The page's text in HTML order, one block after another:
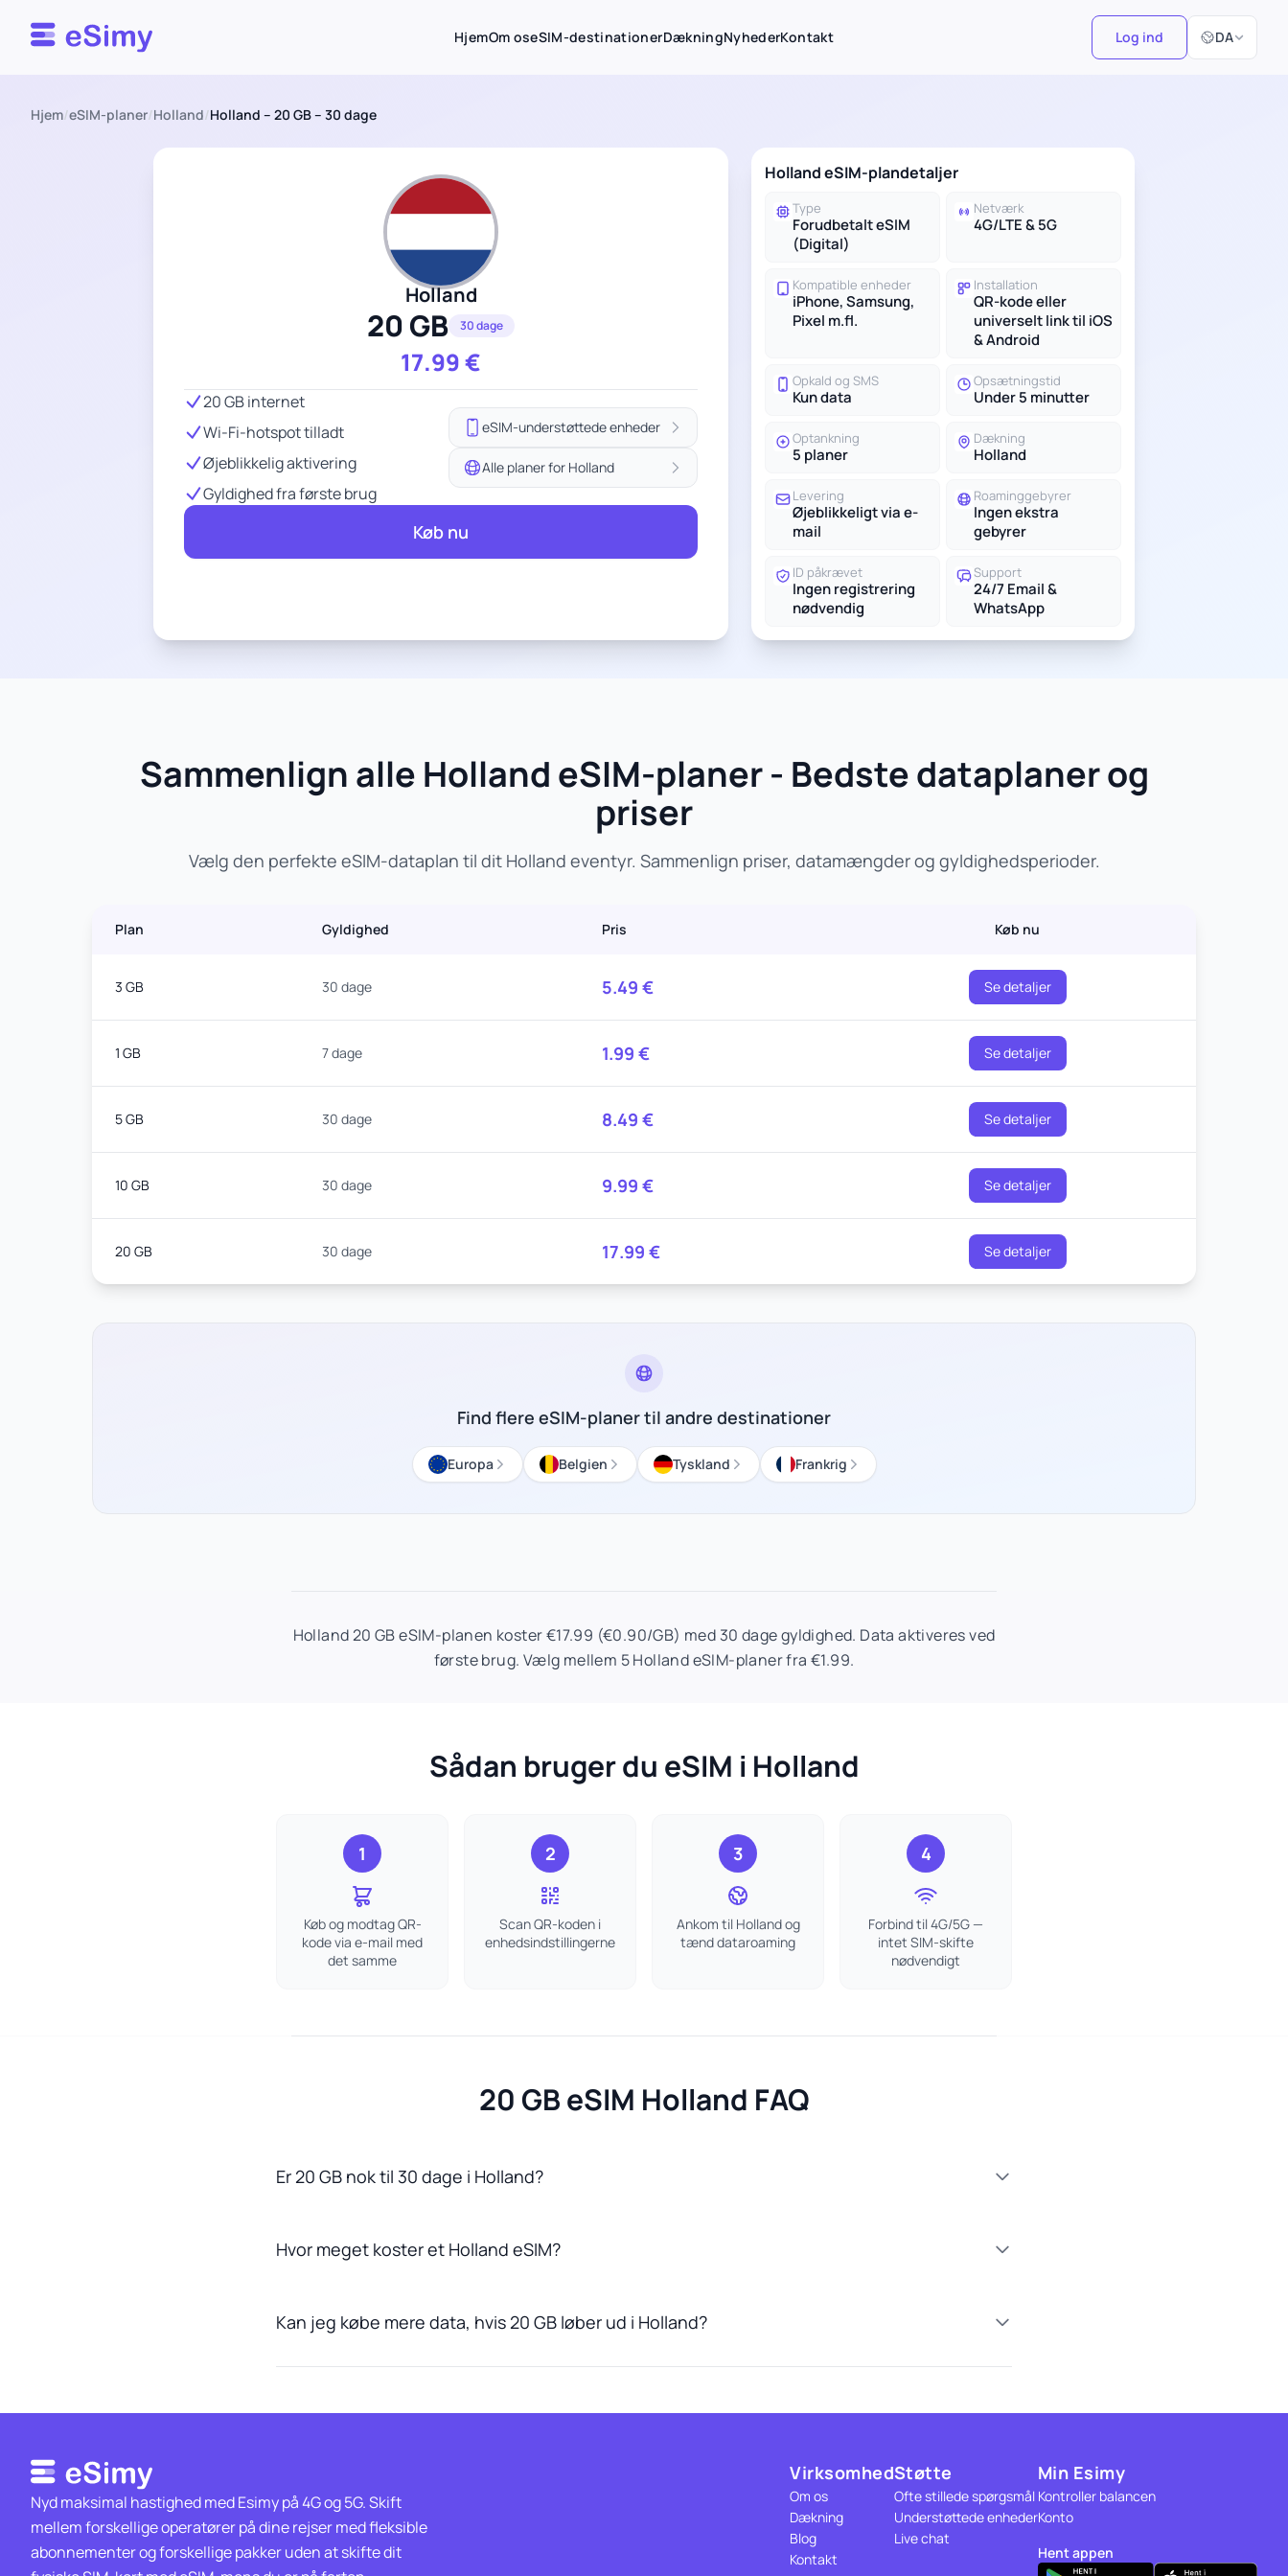
Esimy HjemOm oseSIM-destinationerDækningNyhederKontakt Log ind DA
Vælg sprog
Hjem/eSIM-planer/Holland/Holland – 20 GB – 30 dage
Holland
20 GB 30 dage
17.99€
20 GB internet
Wi-Fi-hotspot tilladt
Øjeblikkelig aktivering
Gyldighed fra første brug
eSIM-understøttede enheder
Alle planer for Holland
Køb nu
Holland eSIM-plandetaljer
Type
Forudbetalt eSIM
(Digital)
Netværk
4G/LTE & 5G
Kompatible enheder
iPhone, Samsung,
Pixel m.fl.
Installation
QR-kode eller
universelt link til iOS
& Android
Opkald og SMS
Kun data
Opsætningstid
Under 5 minutter
Optankning
5 planer
Dækning
Holland
Levering
Øjeblikkeligt via e-
mail
Roaminggebyrer
Ingen ekstra
gebyrer
ID påkrævet
Ingen registrering
nødvendig
Support
24/7 Email &
WhatsApp
Sammenlign alle Holland eSIM-planer - Bedste dataplaner og
priser
Vælg den perfekte eSIM-dataplan til dit Holland eventyr. Sammenlign priser, datamængder og gyldighedsperioder.
Plan Gyldighed Pris Køb nu
3 GB 30 dage 5.49 € Se detaljer
1 GB 7 dage 1.99 € Se detaljer
5 GB 30 dage 8.49 € Se detaljer
10 GB 30 dage 9.99 € Se detaljer
20 GB 30 dage 17.99 € Se detaljer
Find flere eSIM-planer til andre destinationer
Europa Belgien Tyskland Frankrig
Holland 20 GB eSIM-planen koster €17.99 (€0.90/GB) med 30 dage gyldighed. Data aktiveres ved
første brug. Vælg mellem 5 Holland eSIM-planer fra €1.99.
Sådan bruger du eSIM i Holland
1
Køb og modtag QR-
kode via e-mail med
det samme
2
Scan QR-koden i
enhedsindstillingerne
3
Ankom til Holland og
tænd dataroaming
4
Forbind til 4G/5G —
intet SIM-skifte
nødvendigt
20 GB eSIM Holland FAQ
Er 20 GB nok til 30 dage i Holland?
Hvor meget koster et Holland eSIM?
Kan jeg købe mere data, hvis 20 GB løber ud i Holland?
Nyd maksimal hastighed med Esimy på 4G og 5G. Skift
mellem forskellige operatører på dine rejser med fleksible
abonnementer og forskellige pakker uden at skifte dit
Virksomhed
Om os
Dækning
Blog
Kontakt
Støtte
Ofte stillede spørgsmål
Understøttede enheder
Live chat
Min Esimy
Kontroller balancen
Konto
Hent appen